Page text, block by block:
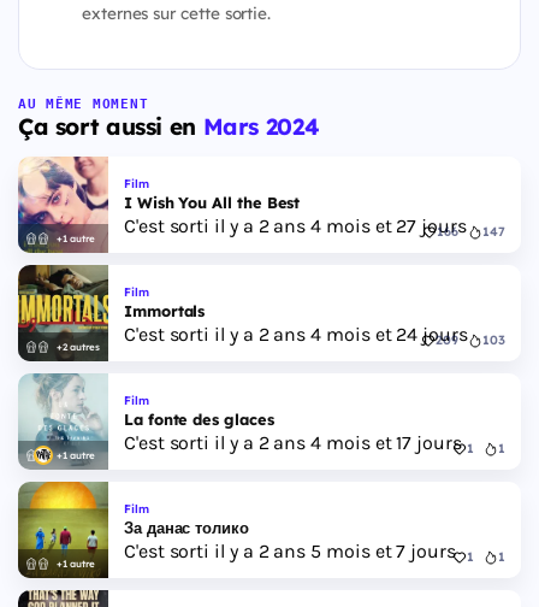
externes sur cette sortie.
AU MÊME MOMENT
Ça sort aussi en Mars 2024
+1 autre
Film
I Wish You All the Best
C'est sorti il y a 2 ans 4 mois et 27 jours
166 147
+2 autres
Film
Immortals
C'est sorti il y a 2 ans 4 mois et 24 jours
209 103
+1 autre
Film
La fonte des glaces
C'est sorti il y a 2 ans 4 mois et 17 jours 1 1
+1 autre
Film
За данас толико
C'est sorti il y a 2 ans 5 mois et 7 jours 1 1